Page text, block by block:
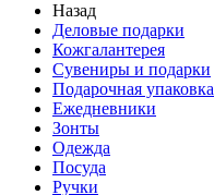
Назад
Деловые подарки
Кожгалантерея
Сувениры и подарки
Подарочная упаковка
Ежедневники
Зонты
Одежда
Посуда
Ручки